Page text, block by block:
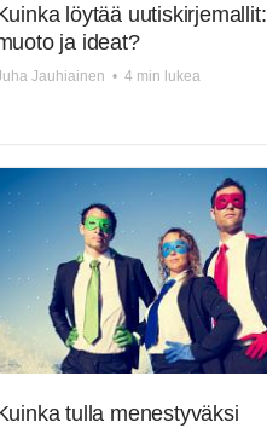
löytää uutiskirjemallit:
ja ideat?
Jauhiainen • 4 min lukea
tulla menestyväksi